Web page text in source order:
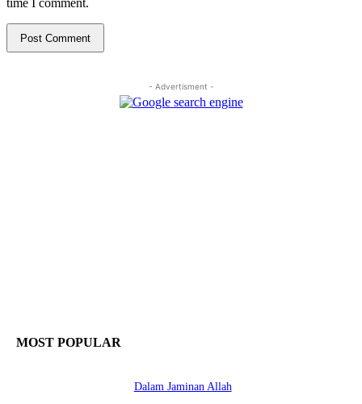
time I comment.
- Advertisment -
MOST POPULAR
Dalam Jaminan Allah